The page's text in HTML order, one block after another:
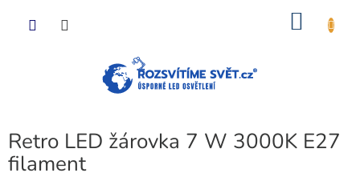
Retro LED žárovka 7 W 3000K E27
filament